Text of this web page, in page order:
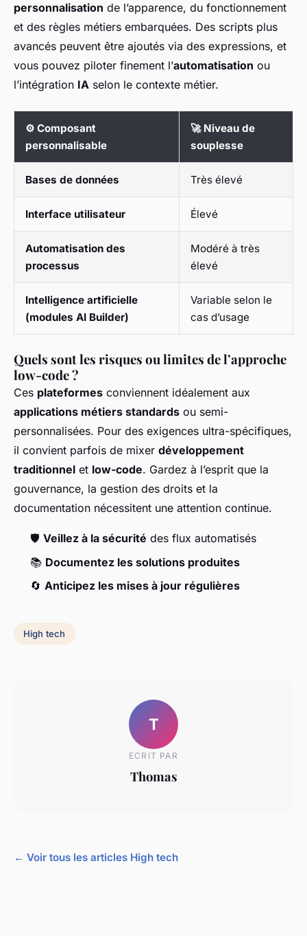
personnalisation de l’apparence, du fonctionnement
et des règles métiers embarquées. Des scripts plus
avancés peuvent être ajoutés via des expressions, et
vous pouvez piloter finement l’automatisation ou
l’intégration IA selon le contexte métier.
⚙️ Composant
personnalisable
🚀 Niveau de
souplesse
Bases de données Très élevé
Interface utilisateur Élevé
Automatisation des
processus
Modéré à très
élevé
Intelligence artificielle
(modules AI Builder)
Variable selon le
cas d’usage
Quels sont les risques ou limites de l’approche
low-code ?
Ces plateformes conviennent idéalement aux
applications métiers standards ou semi-
personnalisées. Pour des exigences ultra-spécifiques,
il convient parfois de mixer développement
traditionnel et low-code. Gardez à l’esprit que la
gouvernance, la gestion des droits et la
documentation nécessitent une attention continue.
🛡️ Veillez à la sécurité des flux automatisés
📚 Documentez les solutions produites
🔄 Anticipez les mises à jour régulières
High tech
T
ECRIT PAR
Thomas
← Voir tous les articles High tech